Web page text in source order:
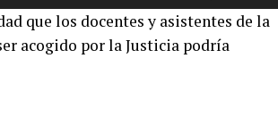
para
aumentar
o
teclas
de
que los docentes y asistentes de la
acogido por la Justicia podría